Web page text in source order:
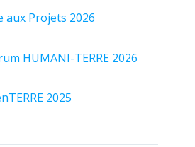
aux Projets 2026
HUMANI-TERRE 2026
2025